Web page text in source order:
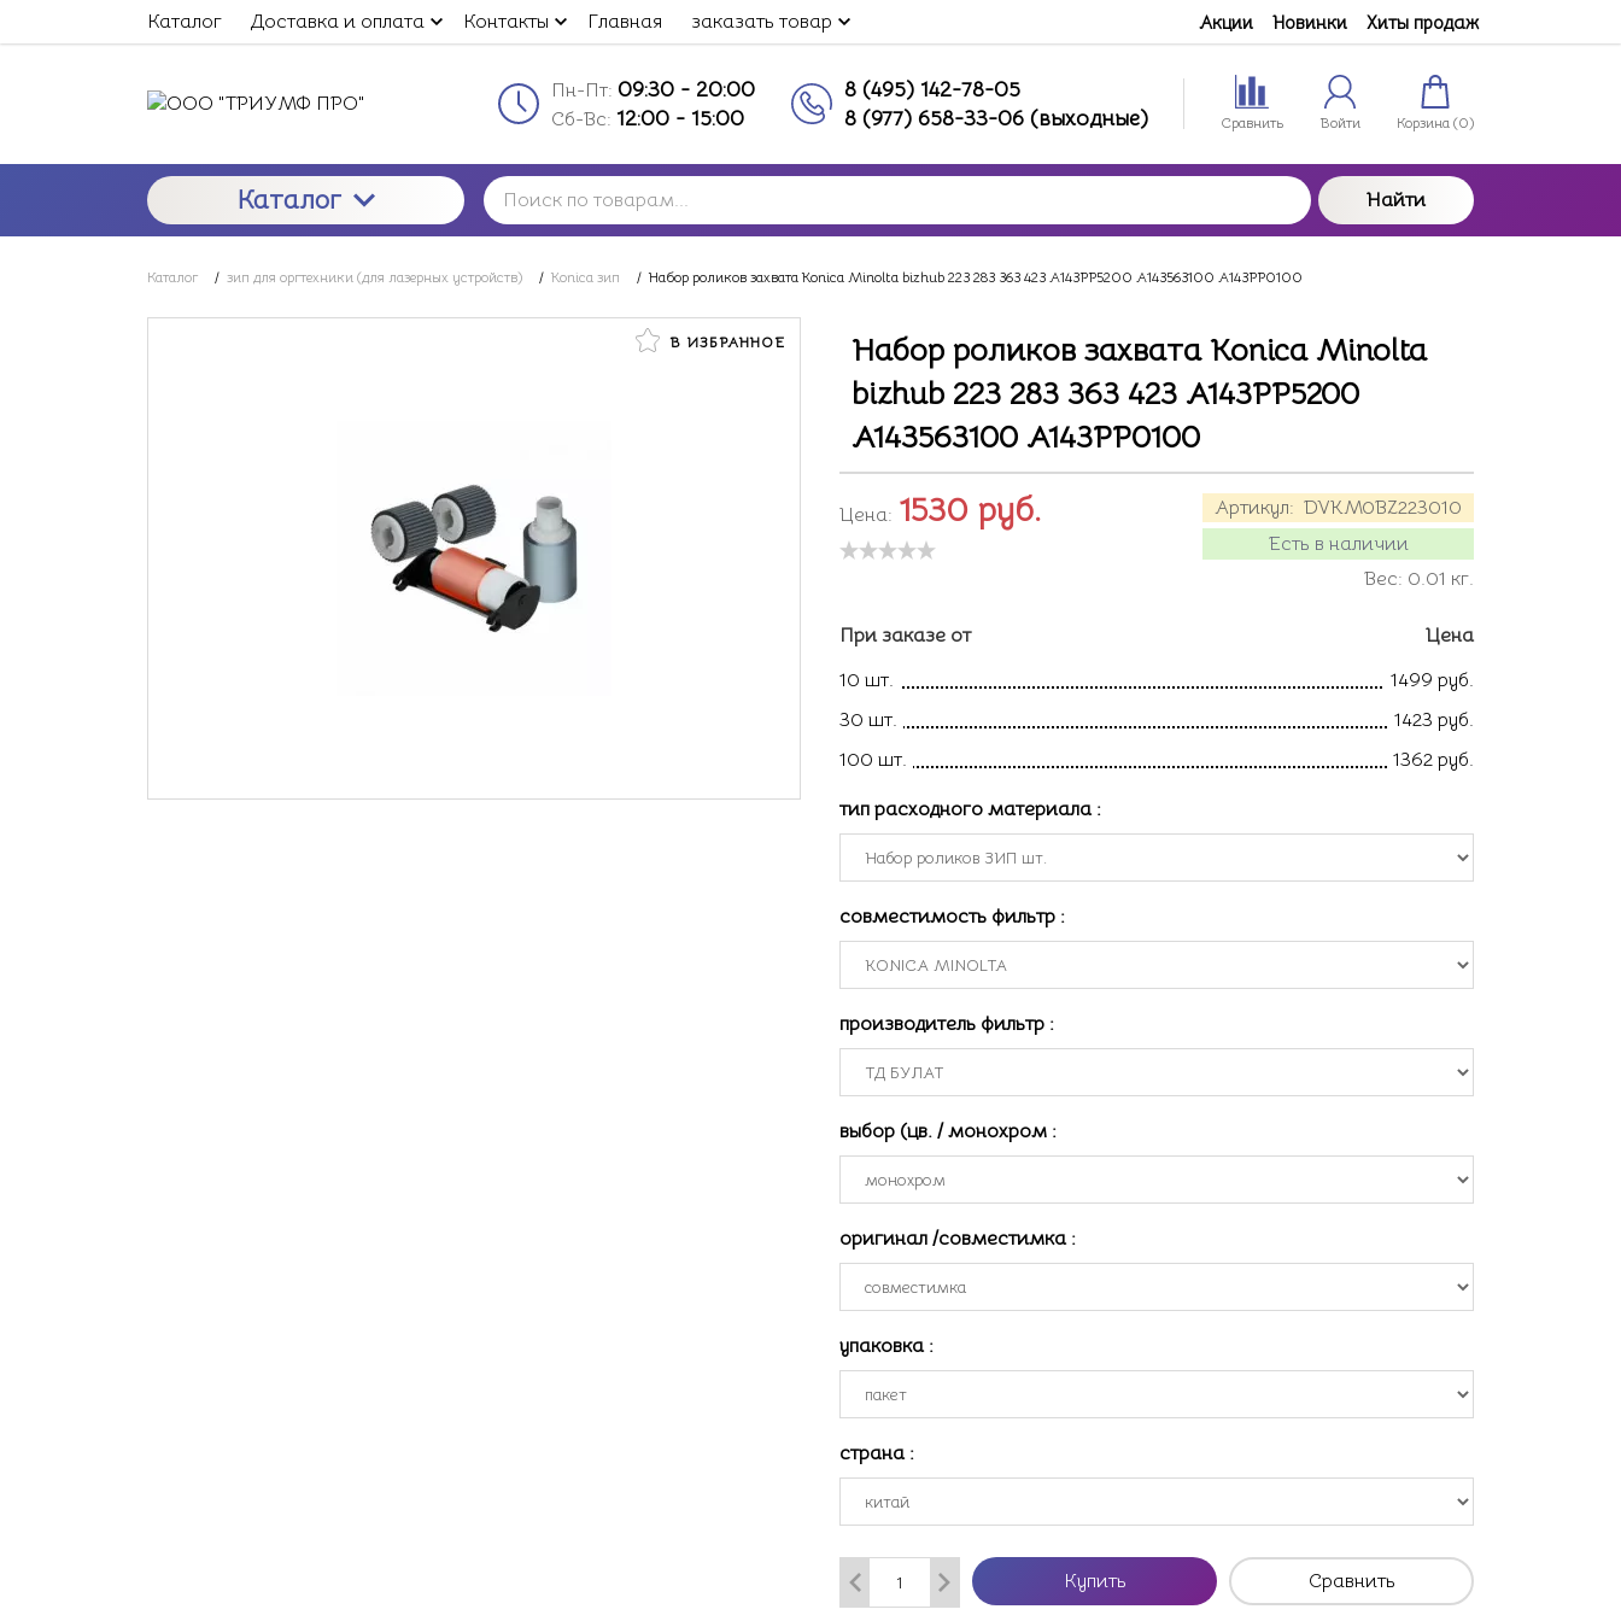
Каталог Доставка и оплата Контакты Главная заказать товар Акции Новинки Хиты продаж
Пн-Пт: 09:30 - 20:00
Сб-Вс: 12:00 - 15:00
8 (495) 142-78-05
8 (977) 658-33-06 (выходные)
Сравнить Войти Корзина (0)
Каталог Найти
Каталог / зип для оргтехники (для лазерных устройств) / Konica зип / Набор роликов захвата Konica Minolta bizhub 223 283 363 423 A143PP5200 A143563100 A143PP0100
В ИЗБРАННОЕ
Набор роликов захвата Konica Minolta
bizhub 223 283 363 423 A143PP5200
A143563100 A143PP0100
Артикул: DVKM0BZ223010
Есть в наличии
Вес: 0.01 кг.
Цена: 1530 руб.
При заказе от
Цена
10 шт.
1499 руб.
30 шт.
1423 руб.
100 шт.
1362 руб.
тип расходного материала :
совместимость фильтр :
производитель фильтр :
выбор (цв. / монохром :
оригинал /совместимка :
упаковка :
страна :
Купить Сравнить